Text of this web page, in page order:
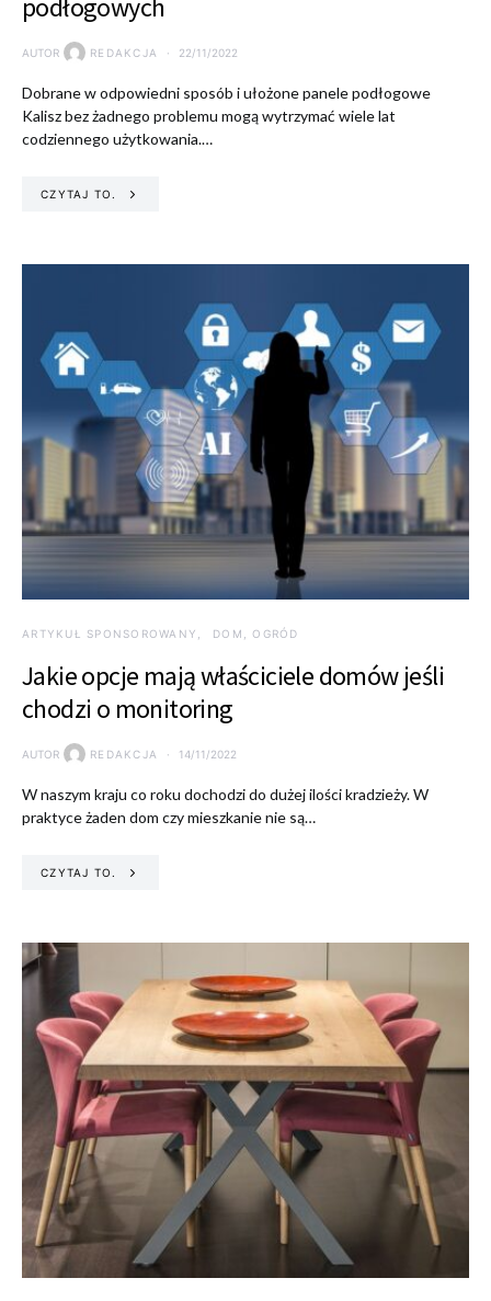
podłogowych
AUTOR REDAKCJA 22/11/2022
Dobrane w odpowiedni sposób i ułożone panele podłogowe
Kalisz bez żadnego problemu mogą wytrzymać wiele lat
codziennego użytkowania.…
CZYTAJ TO.
ARTYKUŁ SPONSOROWANY DOM, OGRÓD
Jakie opcje mają właściciele domów jeśli
chodzi o monitoring
AUTOR REDAKCJA 14/11/2022
W naszym kraju co roku dochodzi do dużej ilości kradzieży. W
praktyce żaden dom czy mieszkanie nie są…
CZYTAJ TO.